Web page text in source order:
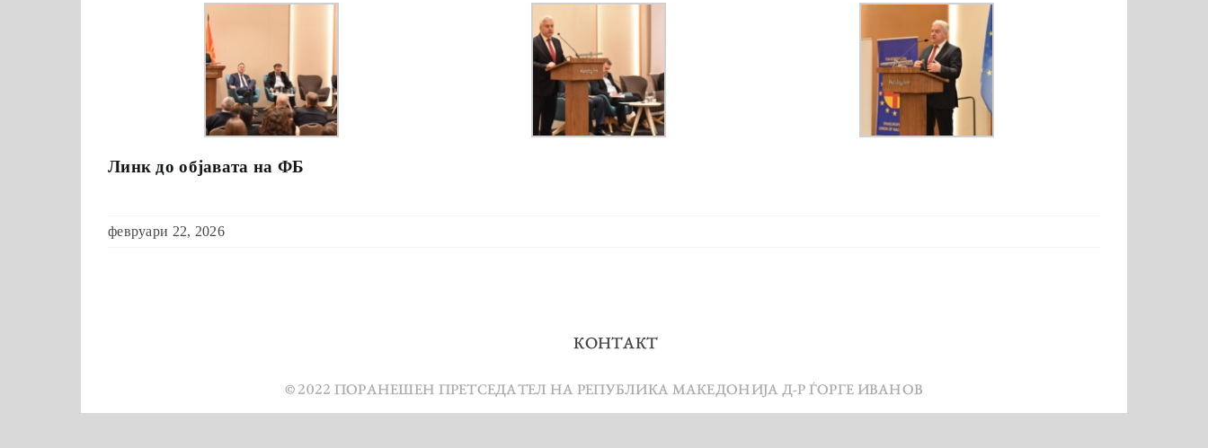
Линк до објавата на ФБ
февруари 22, 2026
КОНТАКТ
© 2022 ПОРАНЕШЕН ПРЕТСЕДАТЕЛ НА РЕПУБЛИКА МАКЕДОНИЈА Д-Р ЃОРГЕ ИВАНОВ